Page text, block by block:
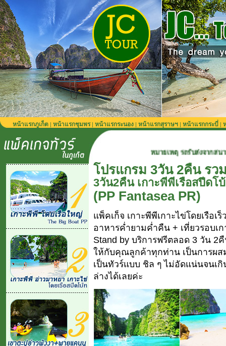
หน้าแรกภูเก็ต | หน้าแรกชุมพร| หน้าแรกระนอง | หน้าแรกสุราษฯ | หน้าแรกกระบี่ |
หมายเหตุ รถรับส่งจากสนามบินภูเก็ต
โปรแกรม 3วัน 2คืน รว
3วัน2คืน เกาะพีพีเรือสปีด
(PP Fantasea PR)
แพ็คเก็จ เกาะพีพีเกาะไข่โดยเรือ
อาหารค่ำยามค่ำคืน + เที่ยวรอบเ
Stand by บริการฟรีตลอด 3 วัน 2
ให้กับคุณลูกค้าทุกท่าน เป็นการผ
เป็นทัวร์แบบ ชิล ๆ ไม่อัดแน่นจนเ
ล่างได้เลยค่ะ